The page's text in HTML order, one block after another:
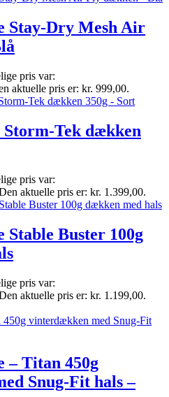
Stay-Dry Mesh Air
pris var:
aktuelle pris er: kr. 999,00.
Tek dækken
pris var:
aktuelle pris er: kr. 1.399,00.
Buster 100g
pris var:
aktuelle pris er: kr. 1.199,00.
– Titan 450g
Snug-Fit hals –